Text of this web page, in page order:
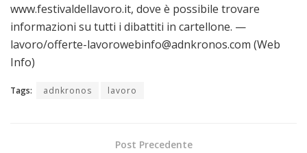
www.festivaldellavoro.it, dove è possibile trovare
informazioni su tutti i dibattiti in cartellone. —
lavoro/offerte-lavorowebinfo@adnkronos.com (Web
Info)
Tags: adnkronos lavoro
Post Precedente